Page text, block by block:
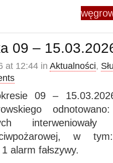
09 –
at 12:44 in Aktualności,
09 –
w
alarm fałszywy.